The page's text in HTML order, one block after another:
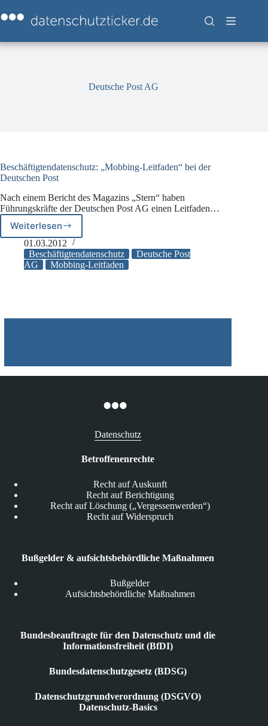
Inhalt
springen
Deutsche Post AG
Beschäftigtendatenschutz: „Mobbing-Leitfaden“ bei der
Deutschen Post
Nach einem Bericht des Magazins „Stern“ haben
Führungskräfte der Deutschen Post AG einen Leitfaden…
WeiterlesenBeschäftigtendatenschutz:
„Mobbing-
Leitfaden“
bei
01.03.2012
Beschäftigtendatenschutz
Deutsche Post
AG
Mobbing-Leitfaden
Datenschutz
Betroffenenrechte
Recht auf Auskunft
Recht auf Berichtigung
Recht auf Löschung („Vergessenwerden“)
Recht auf Widerspruch
Bußgelder & aufsichtsbehördliche Maßnahmen
Bußgelder
Aufsichtsbehördliche Maßnahmen
Bundesbeauftragte für den Datenschutz und die
Informationsfreiheit (BfDI)
Bundesdatenschutzgesetz (BDSG)
Datenschutzgrundverordnung (DSGVO)
Datenschutz-Basics